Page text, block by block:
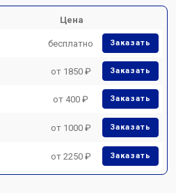
Цена
бесплатно Заказать
от 1850 ₽ Заказать
от 400 ₽ Заказать
от 1000 ₽ Заказать
от 2250 ₽ Заказать